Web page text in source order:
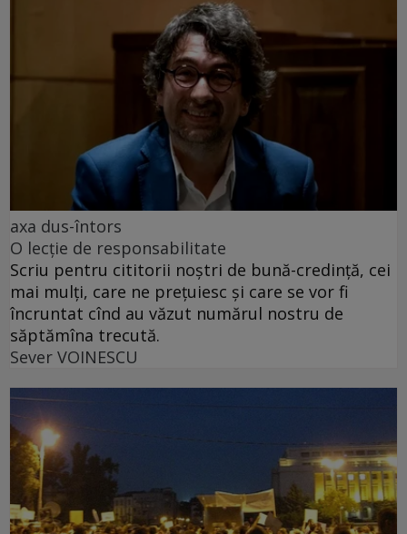
axa dus-întors
O lecție de responsabilitate
Scriu pentru cititorii noștri de bună-credință, cei
mai mulți, care ne prețuiesc și care se vor fi
încruntat cînd au văzut numărul nostru de
săptămîna trecută.
Sever VOINESCU